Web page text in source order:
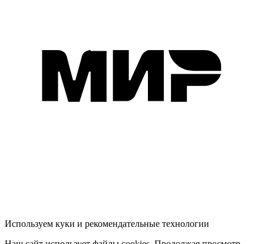
Используем куки и рекомендательные технологии